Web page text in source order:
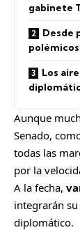
gabinete
Desde
Los
Aunque
Senado,
todas las
por la
A la fecha,
integrarán
diplomático.